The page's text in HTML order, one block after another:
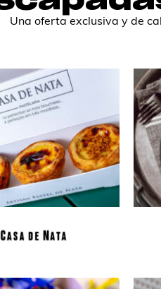
Una oferta exclusiva y de